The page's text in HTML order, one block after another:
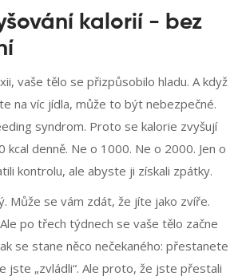
kalorií - bez
vaše tělo se přizpůsobilo hladu. A když
na víc jídla, může to být nebezpečné.
syndrom. Proto se kalorie zvyšují
denně. Ne o 1000. Ne o 2000. Jen o
kontrolu, ale abyste ji získali zpátky.
Může se vám zdát, že jíte jako zvíře.
po třech týdnech se vaše tělo začne
se stane něco nečekaného: přestanete
jste „zvládli“. Ale proto, že jste přestali